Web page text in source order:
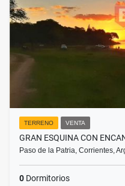
TERRENO VENTA
GRAN ESQUINA CON
Paso de la Patria, Corrientes,
0 Dormitorios